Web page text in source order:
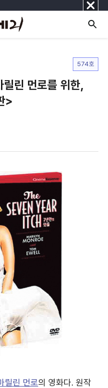
닫
기
574호
린 먼로를 위한,
>
릴린 먼로의 영화다. 원작